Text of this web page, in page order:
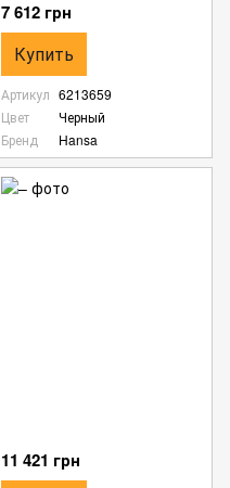
7 612 грн
Купить
Артикул 6213659
Цвет
Черный
Бренд
Hansa
11 421 грн